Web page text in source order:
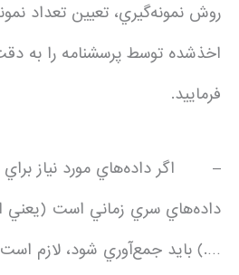
روش نمونه‌گيري، تعيين تعداد
اخذشده توسط پرسشنامه را به
فرماييد.
– اگر داده‌هاي مورد نياز براي
داده‌هاي سري زماني است (يعني
….) بايد جمع‌آوري شود، لازم